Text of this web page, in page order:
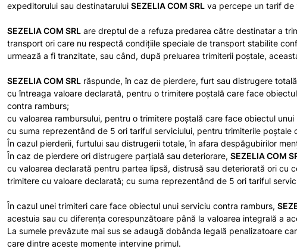
expeditorului sau destinatarului SEZELIA COM SRL va percepe un tarif de
SEZELIA COM SRL are dreptul de a refuza predarea către destinatar a
transport ori care nu respectă condiţiile speciale de transport stabilite
urmează a fi tranzitate, sau când, după preluarea trimiterii poştale,
SEZELIA COM SRL răspunde, în caz de pierdere, furt sau distrugere
cu întreaga valoare declarată, pentru o trimitere poştală care face
contra ramburs;
cu valoarea rambursului, pentru o trimitere poştală care face obiectul
cu suma reprezentând de 5 ori tariful serviciului, pentru trimiterile
În cazul pierderii, furtului sau distrugerii totale, în afara despăgubirilor
În caz de pierdere ori distrugere parţială sau deteriorare, SEZELIA COM
cu valoarea declarată pentru partea lipsă, distrusă sau deteriorată ori
trimitere cu valoare declarată; cu suma reprezentând de 5 ori tariful
În cazul unei trimiteri care face obiectul unui serviciu contra ramburs,
acestuia sau cu diferența corespunzătoare până la valoarea integrală a
La sumele prevăzute mai sus se adaugă dobânda legală penalizatoare
care dintre aceste momente intervine primul.